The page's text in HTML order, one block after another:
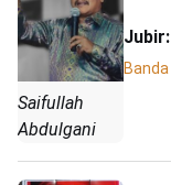
Saifullah
Abdulgani